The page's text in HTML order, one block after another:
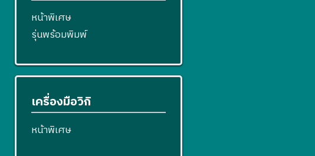
หน้าพิเศษ
รุ่นพร้อมพิมพ์
เครื่องมือวิกิ
หน้าพิเศษ